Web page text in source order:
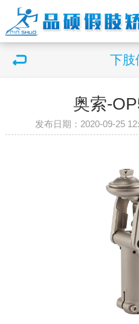
下肢
奥索-
发布日期：2020-09-25